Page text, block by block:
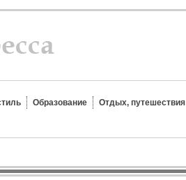
Образование Отдых, путешествия